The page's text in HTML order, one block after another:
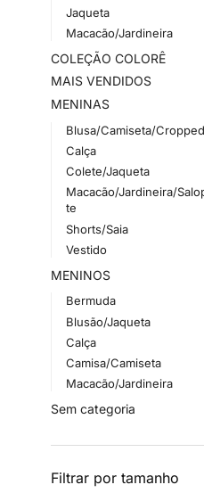
Jaqueta
Macacão/Jardineira
COLEÇÃO COLORÊ
MAIS VENDIDOS
MENINAS
Blusa/Camiseta/Cropped
Calça
Colete/Jaqueta
Macacão/Jardineira/
te
Shorts/Saia
Vestido
MENINOS
Bermuda
Blusão/Jaqueta
Calça
Camisa/Camiseta
Macacão/Jardineira
Sem categoria
Filtrar por tamanho